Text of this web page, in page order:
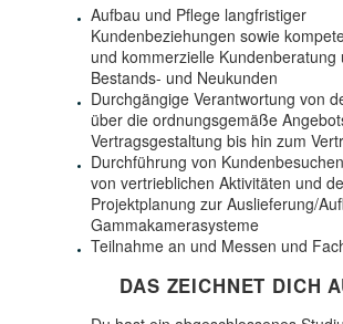
Aufbau und Pflege langfristiger
Kundenbeziehungen sowie
und kommerzielle Kundenberatung
Bestands- und Neukunden
Durchgängige Verantwortung von
über die ordnungsgemäße
Vertragsgestaltung bis hin zum
Durchführung von
von vertrieblichen Aktivitäten und
Projektplanung zur Auslieferung/
Gammakamerasysteme
Teilnahme an und Messen und
DAS ZEICHNET DICH